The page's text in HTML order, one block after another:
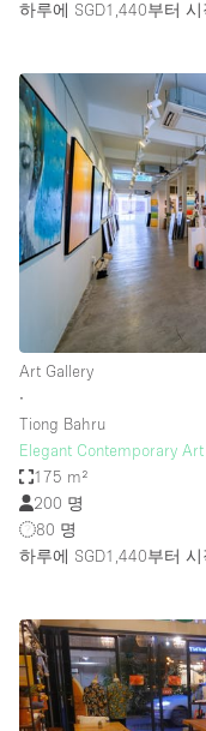
하루에 SGD1,440부터 시
Art Gallery
∙
Tiong Bahru
Elegant Contemporary
175 m²
200 명
80 명
하루에 SGD1,440부터 시